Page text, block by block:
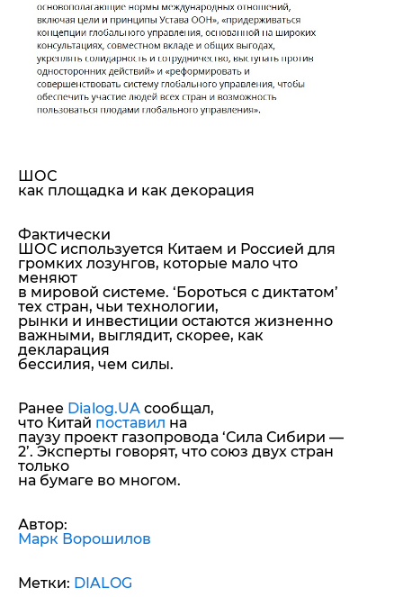
ШОС
как площадка и как декорация
Фактически
ШОС используется Китаем и Россией для
громких лозунгов, которые мало что
меняют
в мировой системе. ‘Бороться с диктатом’
тех стран, чьи технологии,
рынки и инвестиции остаются жизненно
важными, выглядит, скорее, как
декларация
бессилия, чем силы.
Ранее Dialog.UA сообщал,
что Китай поставил на
паузу проект газопровода ‘Сила Сибири —
2’. Эксперты говорят, что союз двух стран
только
на бумаге во многом.
Автор:
Марк Ворошилов
Метки: DIALOG